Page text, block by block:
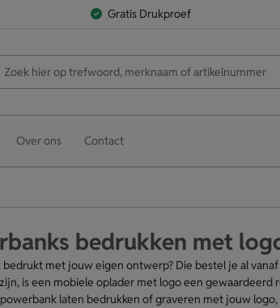
Gratis Drukproef
Over ons Contact
bedrukken met
bedrukt met jouw eigen ontwerp? Die bestel je al
is een mobiele oplader met logo een
laten bedrukken of graveren met jouw